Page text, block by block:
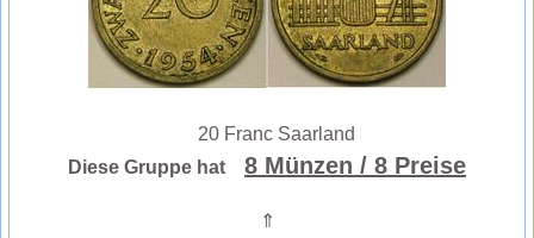
20 Franc Saarland
Diese Gruppe hat
8 Münzen / 8 Preise
⇑